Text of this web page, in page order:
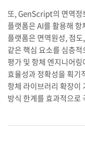
또, GenScript의 면역
플랫폼은 AI를 활용해
플랫폼은 면역원성, 점
같은 핵심 요소를 심층
평가 및 항체 엔지니어
효율성과 정확성을 획기
항체 라이브러리 확장이
방식 한계를 효과적으로